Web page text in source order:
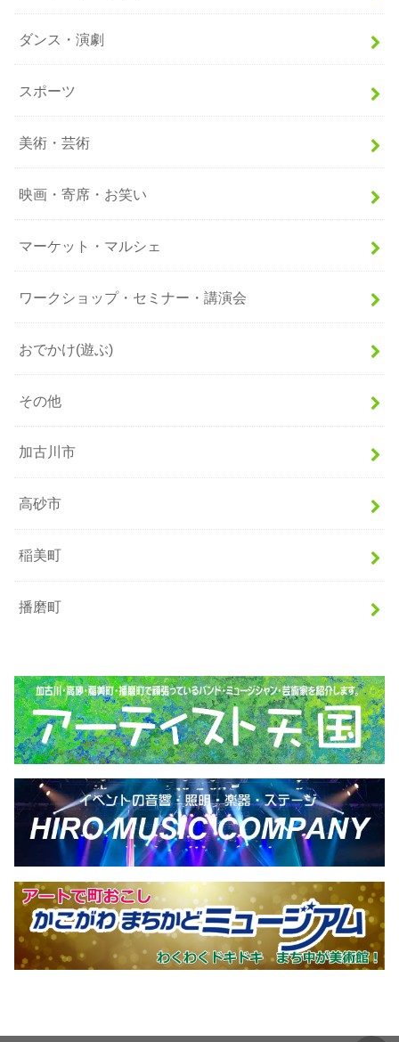
ダンス・演劇
スポーツ
美術・芸術
映画・寄席・お笑い
マーケット・マルシェ
ワークショップ・セミナー・講演会
おでかけ(遊ぶ)
その他
加古川市
高砂市
稲美町
播磨町